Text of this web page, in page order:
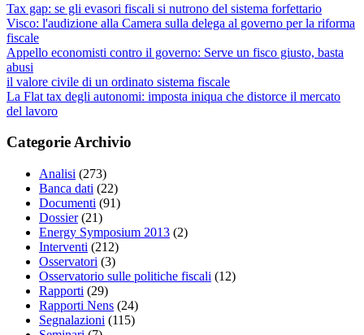
Tax gap: se gli evasori fiscali si nutrono del sistema forfettario
Visco: l'audizione alla Camera sulla delega al governo per la riforma
fiscale
Appello economisti contro il governo: Serve un fisco giusto, basta
abusi
il valore civile di un ordinato sistema fiscale
La Flat tax degli autonomi: imposta iniqua che distorce il mercato
del lavoro
Categorie Archivio
Analisi (273)
Banca dati (22)
Documenti (91)
Dossier (21)
Energy Symposium 2013 (2)
Interventi (212)
Osservatori (3)
Osservatorio sulle politiche fiscali (12)
Rapporti (29)
Rapporti Nens (24)
Segnalazioni (115)